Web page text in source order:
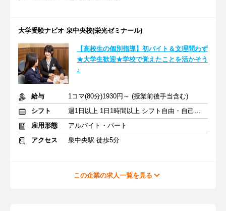
大学受験ナビオ 泉中央校(栄光ゼミナール)
【高校生の個別指導】初バイト＆文理問わず
★大学生歓迎★学校で覚えたことを活かそう
♪
給与
1コマ(80分)1930円～ (授業前後手当含む)
シフト
週1日以上 1日1時間以上 シフト自由・自己申告
雇用形態
アルバイト・パート
アクセス
泉中央駅 徒歩5分
この企業の求人一覧を見る